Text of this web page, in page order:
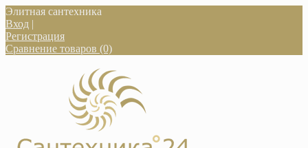
Элитная сантехника
Вход |
Регистрация
Сравнение товаров (0)